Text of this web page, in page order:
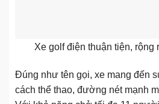
Xe golf điện thuận tiện, rộng
Đúng như tên gọi, xe mang đến
cách thể thao, đường nét mạnh